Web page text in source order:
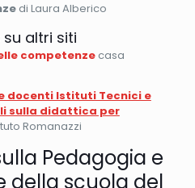
di Laura Alberico
altri siti
competenzecasa
docenti Istituti Tecnici e
sulla didattica per
Romanazzi
Pedagogia e
della scuola del